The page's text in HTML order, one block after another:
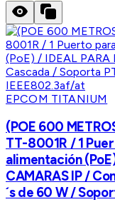
EPCOM TITANIUM
(POE 600
TT-8001R / 1
alimentación
CAMARAS IP /
´s de 60 W /